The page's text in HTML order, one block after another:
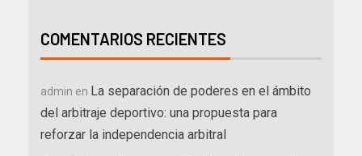
COMENTARIOS RECIENTES
admin en La separación de poderes en el ámbito
del arbitraje deportivo: una propuesta para
reforzar la independencia arbitral